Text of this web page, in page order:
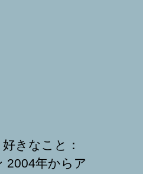
きなこと：
2004年からア